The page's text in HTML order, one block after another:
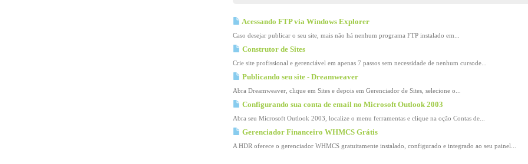
Acessando FTP via Windows Explorer
Caso desejar publicar o seu site, mais não há nenhum programa FTP instalado em...
Construtor de Sites
Crie site profissional e gerenciável em apenas 7 passos sem necessidade de nenhum cursode...
Publicando seu site - Dreamweaver
Abra Dreamweaver, clique em Sites e depois em Gerenciador de Sites, selecione o...
Configurando sua conta de email no Microsoft Outlook 2003
Abra seu Microsoft Outlook 2003, localize o menu ferramentas e clique na oção Contas de...
Gerenciador Financeiro WHMCS Grátis
A HDR oferece o gerenciador WHMCS gratuitamente instalado, configurado e integrado ao seu painel...